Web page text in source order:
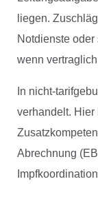
liegen.
Notdienste
wenn
In nicht-
verhandelt. Hier
Abrechnung